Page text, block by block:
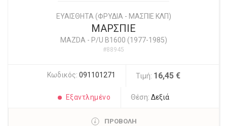
ΕΥΑΙΣΘΗΤΑ (ΦΡΥΔΙΑ - ΜΑΣΠΙΕ ΚΛΠ)
ΜΑΡΣΠΙΕ
MAZDA- P/U B1600 (1977-1985)
#88945
Κωδικός: 091101271 Τιμή: 16,45 €
Εξαντλημένο Θέση:Δεξιά
ΠΡΟΒΟΛΗ